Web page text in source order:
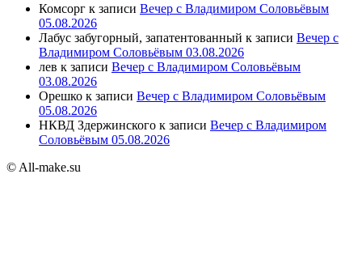
Комсорг к записи Вечер с Владимиром Соловьёвым
05.08.2026
Лабус забугорный, запатентованный к записи Вечер с
Владимиром Соловьёвым 03.08.2026
лев к записи Вечер с Владимиром Соловьёвым
03.08.2026
Орешко к записи Вечер с Владимиром Соловьёвым
05.08.2026
НКВД Здержинского к записи Вечер с Владимиром
Соловьёвым 05.08.2026
© All-make.su